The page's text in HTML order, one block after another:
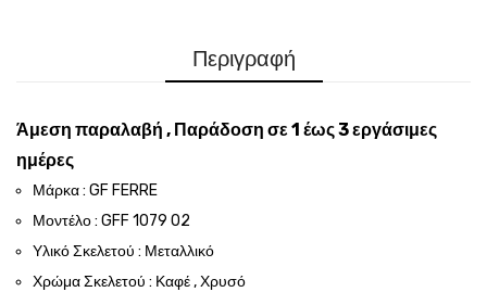
Περιγραφή
Άμεση παραλαβή , Παράδοση σε 1 έως 3 εργάσιμες
ημέρες
Μάρκα : GF FERRE
Μοντέλο : GFF 1079 02
Υλικό Σκελετού : Μεταλλικό
Χρώμα Σκελετού : Καφέ , Χρυσό